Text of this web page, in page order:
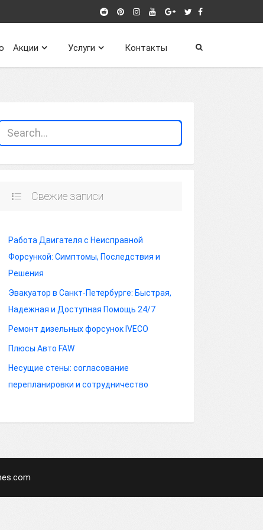
Контакты
Услуги
Акции
Свежие записи
Работа Двигателя с Неисправной
Форсункой: Симптомы, Последствия и
Решения
Эвакуатор в Санкт-Петербурге: Быстрая,
Надежная и Доступная Помощь 24/7
Ремонт дизельных форсунок IVECO
Плюсы Авто FAW
Несущие стены: согласование
перепланировки и сотрудничество